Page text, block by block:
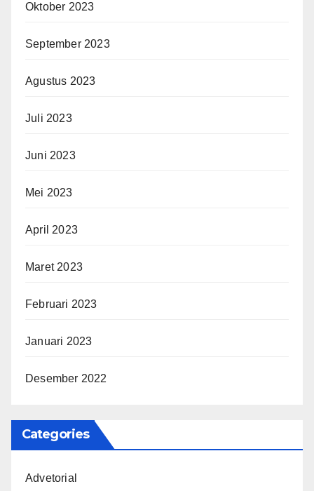
Oktober 2023
September 2023
Agustus 2023
Juli 2023
Juni 2023
Mei 2023
April 2023
Maret 2023
Februari 2023
Januari 2023
Desember 2022
Categories
Advetorial